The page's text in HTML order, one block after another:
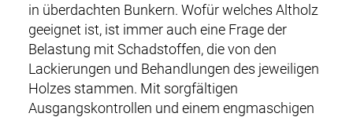
in überdachten Bunkern. Wofür welches Altholz
geeignet ist, ist immer auch eine Frage der
Belastung mit Schadstoffen, die von den
Lackierungen und Behandlungen des jeweiligen
Holzes stammen. Mit sorgfältigen
Ausgangskontrollen und einem engmaschigen